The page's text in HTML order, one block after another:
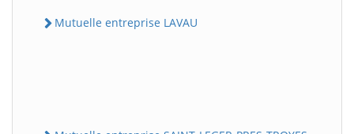
Mutuelle entreprise LAVAU